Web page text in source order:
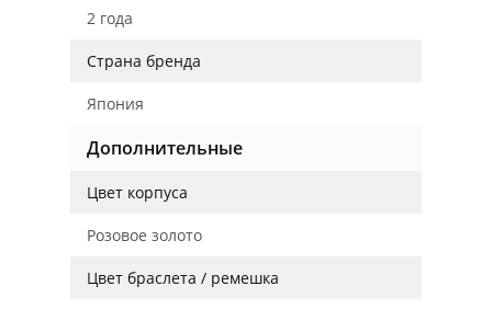
2 года
Страна бренда
Япония
Дополнительные
Цвет корпуса
Розовое золото
Цвет браслета / ремешка